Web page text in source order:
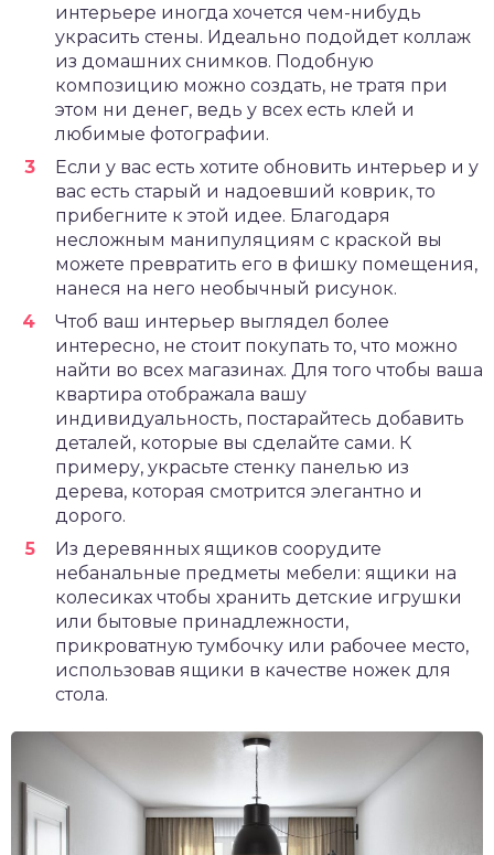
интерьере иногда хочется чем-нибудь
украсить стены. Идеально подойдет коллаж
из домашних снимков. Подобную
композицию можно создать, не тратя при
этом ни денег, ведь у всех есть клей и
любимые фотографии.
Если у вас есть хотите обновить интерьер и у
вас есть старый и надоевший коврик, то
прибегните к этой идее. Благодаря
несложным манипуляциям с краской вы
можете превратить его в фишку помещения,
нанеся на него необычный рисунок.
Чтоб ваш интерьер выглядел более
интересно, не стоит покупать то, что можно
найти во всех магазинах. Для того чтобы ваша
квартира отображала вашу
индивидуальность, постарайтесь добавить
деталей, которые вы сделайте сами. К
примеру, украсьте стенку панелью из
дерева, которая смотрится элегантно и
дорого.
Из деревянных ящиков соорудите
небанальные предметы мебели: ящики на
колесиках чтобы хранить детские игрушки
или бытовые принадлежности,
прикроватную тумбочку или рабочее место,
использовав ящики в качестве ножек для
стола.